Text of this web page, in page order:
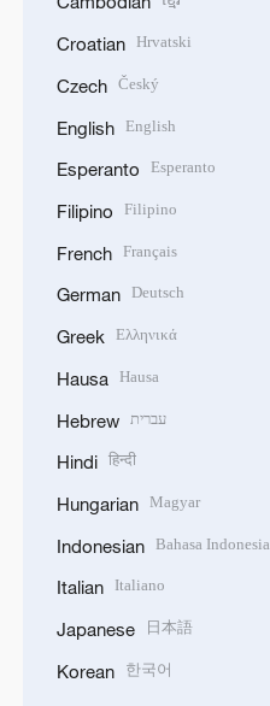
Croatian Hrvatski
Czech Český
English English
Esperanto Esperanto
Filipino Filipino
French Français
German Deutsch
Greek Ελληνικά
Hausa Hausa
Hebrew עברית
Hindi हिन्दी
Hungarian Magyar
Indonesian Bahasa Indonesia
Italian Italiano
Japanese 日本語
Korean 한국어